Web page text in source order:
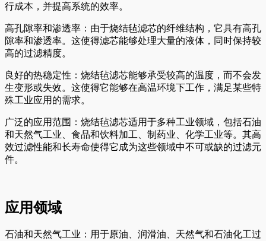
行成本，并提高系统的效率。
高孔隙率和渗透率：由于烧结毡滤芯的纤维结构，它具有高孔
隙率和渗透率。这使得滤芯能够处理大量的液体，同时保持较
高的过滤精度。
良好的热稳定性：烧结毡滤芯能够承受较高的温度，而不会发
生变形或失效。这使得它能够在高温环境下工作，满足某些特
殊工业应用的需求。
广泛的应用范围：烧结毡滤芯适用于多种工业领域，包括石油
和天然气工业、食品和饮料加工、制药业、化学工业等。其高
效过滤性能和长寿命使得它成为这些领域中不可或缺的过滤元
件。
应用领域
石油和天然气工业：用于原油、润滑油、天然气和石油化工过